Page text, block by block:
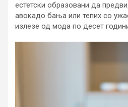
естетски образовани да
авокадо бања или тепих со
излезе од мода по десет